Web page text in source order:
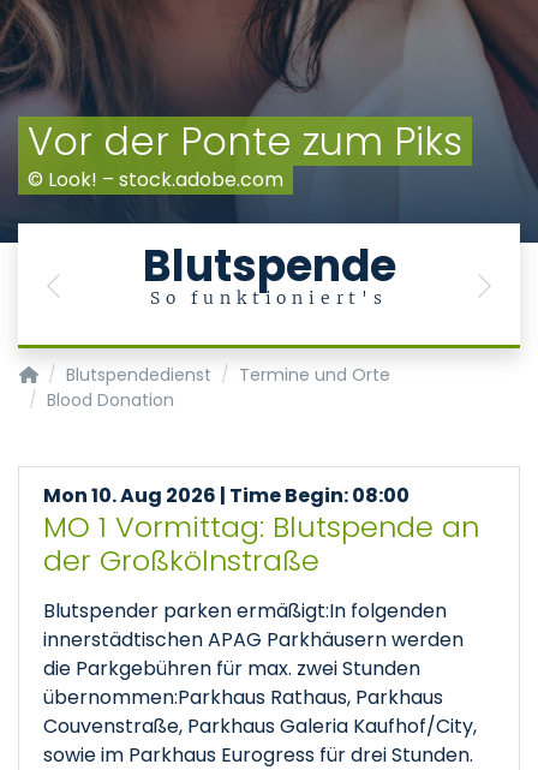
Vor der Ponte zum Piks
© Look! – stock.adobe.com
Blutspende
So funktioniert's
Previous Next
Transfusionsmedizin/Blutspendedienst
Blutspendedienst
Termine und Orte
Blood Donation
Mon 10. Aug 2026 | Time Begin: 08:00
MO 1 Vormittag: Blutspende an
der Großkölnstraße
Blutspender parken ermäßigt:In folgenden
innerstädtischen APAG Parkhäusern werden
die Parkgebühren für max. zwei Stunden
übernommen:Parkhaus Rathaus, Parkhaus
Couvenstraße, Parkhaus Galeria Kaufhof/City,
sowie im Parkhaus Eurogress für drei Stunden.